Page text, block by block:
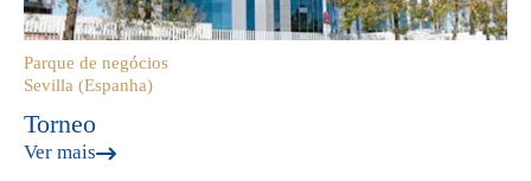
Parque de negócios
Sevilla (Espanha)
Torneo
Ver mais